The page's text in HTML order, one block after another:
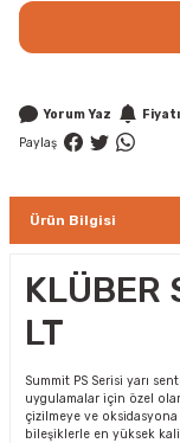
Yorum Yaz
Paylaş
Ürün Bilgisi
KLÜBER
LT
Summit PS Serisi yarı
uygulamalar için özel
çizilmeye ve
bileşiklerle en yüksek